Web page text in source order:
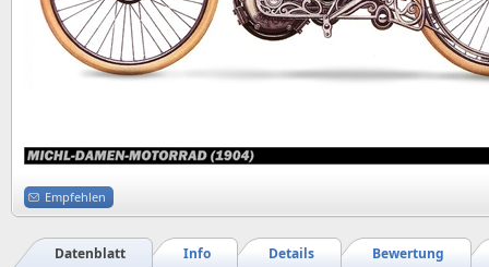
Empfehlen
Bewertung
Details
Info
Datenblatt